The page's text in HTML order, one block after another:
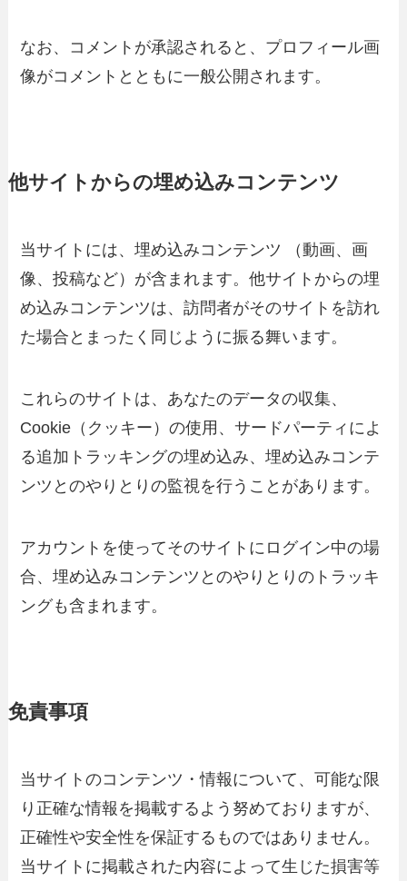
なお、コメントが承認されると、プロフィール画
像がコメントとともに一般公開されます。
他サイトからの埋め込みコンテンツ
当サイトには、埋め込みコンテンツ （動画、画
像、投稿など）が含まれます。他サイトからの埋
め込みコンテンツは、訪問者がそのサイトを訪れ
た場合とまったく同じように振る舞います。
これらのサイトは、あなたのデータの収集、
Cookie（クッキー）の使用、サードパーティによ
る追加トラッキングの埋め込み、埋め込みコンテ
ンツとのやりとりの監視を行うことがあります。
アカウントを使ってそのサイトにログイン中の場
合、埋め込みコンテンツとのやりとりのトラッキ
ングも含まれます。
免責事項
当サイトのコンテンツ・情報について、可能な限
り正確な情報を掲載するよう努めておりますが、
正確性や安全性を保証するものではありません。
当サイトに掲載された内容によって生じた損害等